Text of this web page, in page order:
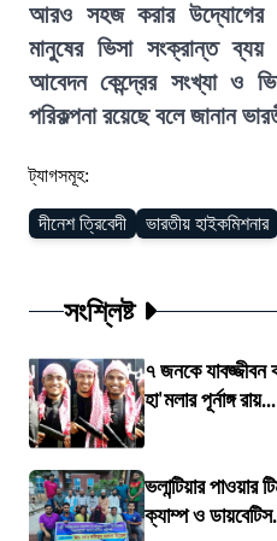
আরও সহজ করার উদ্যোগের
মানুষের ভিসা সংক্রান্ত
আবেদন কেন্দ্রের সংখ্যা ও
পরিকল্পনা রয়েছে বলে জানান
ট্যাগসমূহ:
দীনেশ ত্রিবেদী ভারতীয় হাইকমিশনার
সংশ্লিষ্ট
৭ জনকে যাবজ্জীবন
হা'মলার পূর্নাঙ্গ রায়...
ভলান্টিয়ার
ক্যাম্প ও